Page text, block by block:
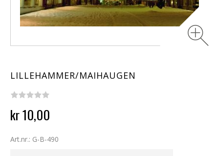
LILLEHAMMER/MAIHAUGEN
kr 10,00
Art.nr.: G-B-490